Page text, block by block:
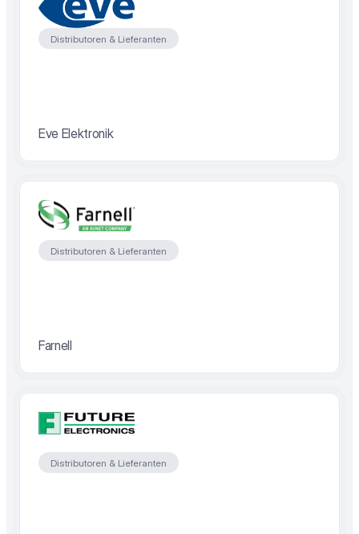
Distributoren & Lieferanten
Eve Elektronik
Distributoren & Lieferanten
Farnell
Distributoren & Lieferanten